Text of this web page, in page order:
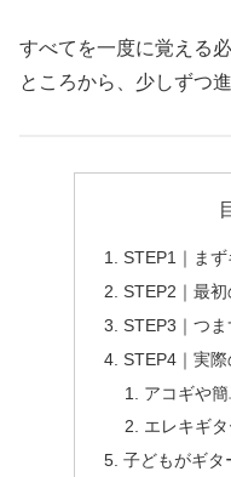
すべてを一度に覚える
ところから、少しずつ
STEP1｜ま
STEP2｜最
STEP3｜つ
STEP4｜実
アコギや
エレキギ
子どもがギタ